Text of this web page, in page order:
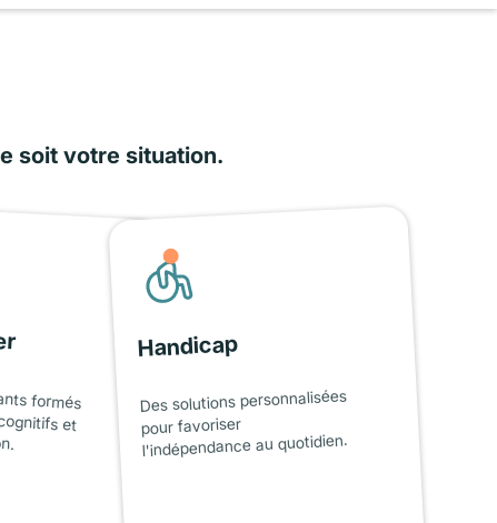
soit votre situation.
formés
et
Handicap
Des solutions personnalisées
pour favoriser
l'indépendance au quotidien.